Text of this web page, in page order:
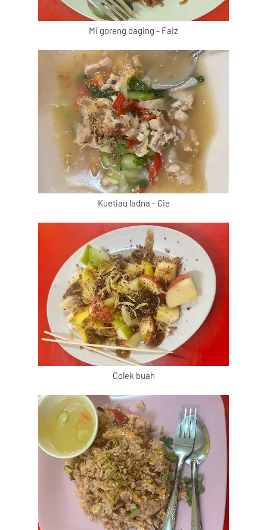
Mi goreng daging - Faiz
Kuetiau ladna - Cie
Colek buah